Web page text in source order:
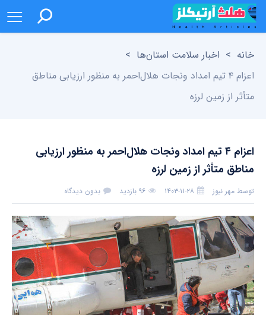
خانه > اخبار سلامت استان‌ها >
اعزام ۴ تیم امداد ونجات هلال‌احمر به منظور ارزیابی مناطق
متأثر از زمین لرزه
اعزام ۴ تیم امداد ونجات هلال‌احمر به منظور ارزیابی
مناطق متأثر از زمین لرزه
توسط مهر نیوز ۱۴۰۳-۱۱-۲۸ ۹۶ بازدید بدون دیدگاه